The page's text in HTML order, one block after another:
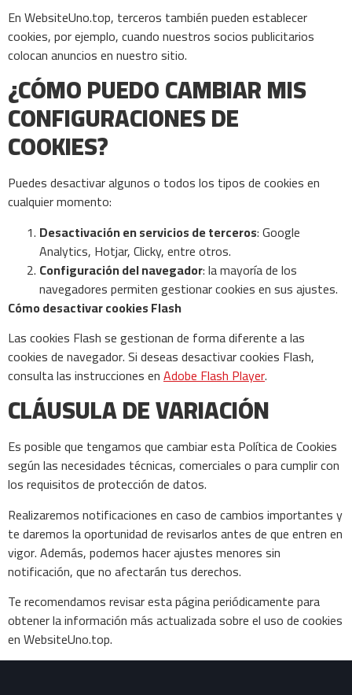
En WebsiteUno.top, terceros también pueden establecer
cookies, por ejemplo, cuando nuestros socios publicitarios
colocan anuncios en nuestro sitio.
¿CÓMO PUEDO CAMBIAR MIS
CONFIGURACIONES DE
COOKIES?
Puedes desactivar algunos o todos los tipos de cookies en
cualquier momento:
Desactivación en servicios de terceros: Google
Analytics, Hotjar, Clicky, entre otros.
Configuración del navegador: la mayoría de los
navegadores permiten gestionar cookies en sus ajustes.
Cómo desactivar cookies Flash
Las cookies Flash se gestionan de forma diferente a las
cookies de navegador. Si deseas desactivar cookies Flash,
consulta las instrucciones enAdobe Flash Player.
CLÁUSULA DE VARIACIÓN
Es posible que tengamos que cambiar esta Política de Cookies
según las necesidades técnicas, comerciales o para cumplir con
los requisitos de protección de datos.
Realizaremos notificaciones en caso de cambios importantes y
te daremos la oportunidad de revisarlos antes de que entren en
vigor. Además, podemos hacer ajustes menores sin
notificación, que no afectarán tus derechos.
Te recomendamos revisar esta página periódicamente para
obtener la información más actualizada sobre el uso de cookies
en WebsiteUno.top.